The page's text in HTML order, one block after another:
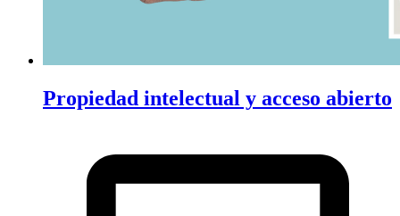
Propiedad intelectual y acceso abierto